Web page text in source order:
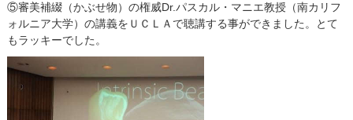
⑤審美補綴（かぶせ物）の権威Dr.パスカル・マニエ教授（南カリフ
ォルニア大学）の講義をＵＣＬＡで聴講する事ができました。とて
もラッキーでした。